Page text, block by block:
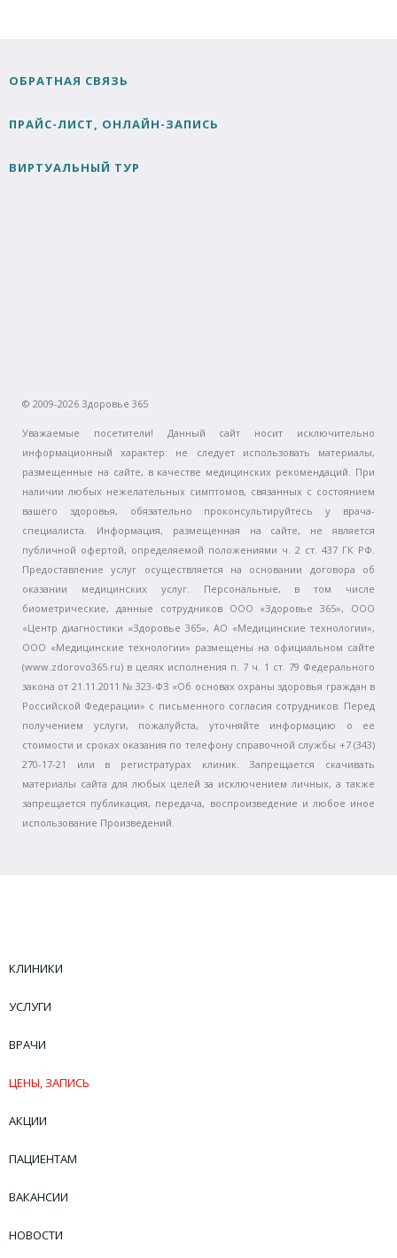
ОБРАТНАЯ СВЯЗЬ
ПРАЙС-ЛИСТ, ОНЛАЙН-ЗАПИСЬ
ВИРТУАЛЬНЫЙ ТУР
© 2009-2026 Здоровье 365
Уважаемые посетители! Данный сайт носит исключительно
информационный характер: не следует использовать материалы,
размещенные на сайте, в качестве медицинских рекомендаций. При
наличии любых нежелательных симптомов, связанных с состоянием
вашего здоровья, обязательно проконсультируйтесь у врача-
специалиста. Информация, размещенная на сайте, не является
публичной офертой, определяемой положениями ч. 2 ст. 437 ГК РФ.
Предоставление услуг осуществляется на основании договора об
оказании медицинских услуг. Персональные, в том числе
биометрические, данные сотрудников ООО «Здоровье 365», ООО
«Центр диагностики «Здоровье 365», АО «Медицинские технологии»,
ООО «Медицинские технологии» размещены на официальном сайте
(www.zdorovo365.ru) в целях исполнения п. 7 ч. 1 ст. 79 Федерального
закона от 21.11.2011 № 323-ФЗ «Об основах охраны здоровья граждан в
Российской Федерации» с письменного согласия сотрудников. Перед
получением услуги, пожалуйста, уточняйте информацию о ее
стоимости и сроках оказания по телефону справочной службы +7 (343)
270-17-21 или в регистратурах клиник. Запрещается скачивать
материалы сайта для любых целей за исключением личных, а также
запрещается публикация, передача, воспроизведение и любое иное
использование Произведений.
КЛИНИКИ
УСЛУГИ
ВРАЧИ
ЦЕНЫ, ЗАПИСЬ
АКЦИИ
ПАЦИЕНТАМ
ВАКАНСИИ
НОВОСТИ